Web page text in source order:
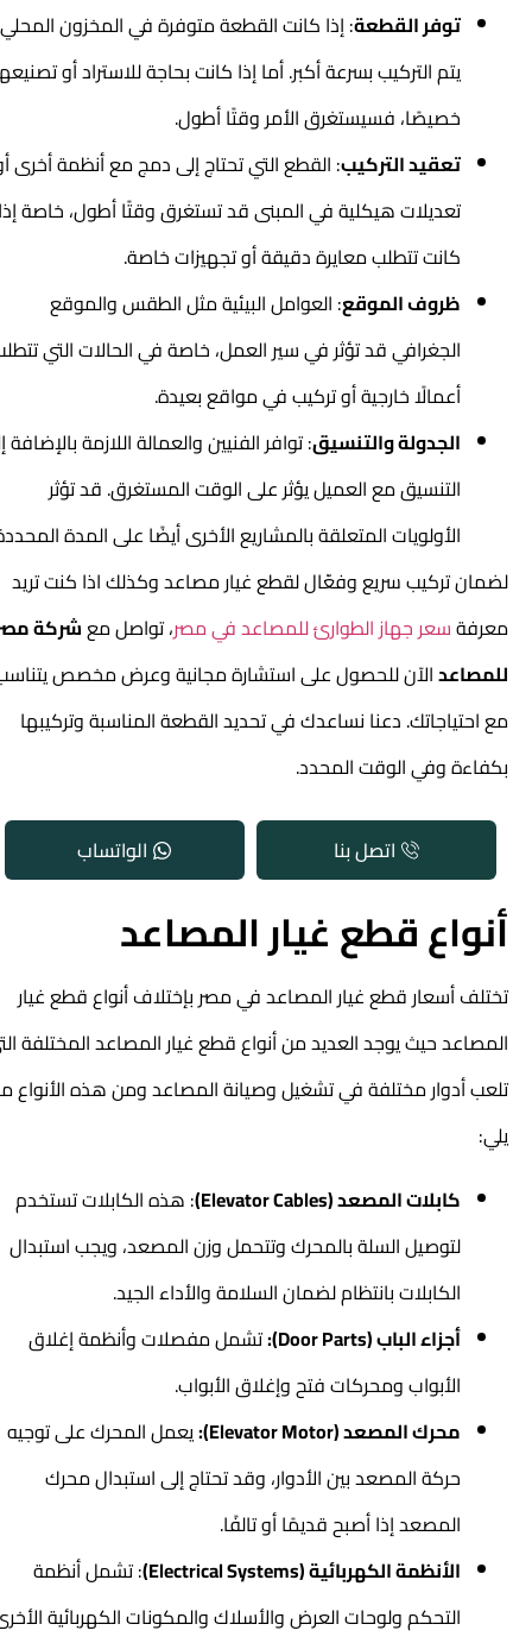
توفر القطعة: إذا كانت القطعة متوفرة في المخزون المحلي،
يتم التركيب بسرعة أكبر. أما إذا كانت بحاجة للاستراد أو تصنيعها
خصيصًا، فسيستغرق الأمر وقتًا أطول.
تعقيد التركيب: القطع التي تحتاج إلى دمج مع أنظمة أخرى أو
تعديلات هيكلية في المبنى قد تستغرق وقتًا أطول، خاصة إذا
كانت تتطلب معايرة دقيقة أو تجهيزات خاصة.
ظروف الموقع: العوامل البيئية مثل الطقس والموقع
الجغرافي قد تؤثر في سير العمل، خاصة في الحالات التي تتطلب
أعمالًا خارجية أو تركيب في مواقع بعيدة.
الجدولة والتنسيق: توافر الفنيين والعمالة اللازمة بالإضافة إلى
التنسيق مع العميل يؤثر على الوقت المستغرق. قد تؤثر
الأولويات المتعلقة بالمشاريع الأخرى أيضًا على المدة المحددة.
لضمان تركيب سريع وفعّال لقطع غيار مصاعد وكذلك اذا كنت تريد
معرفةسعر جهاز الطوارئ للمصاعد في مصر، تواصل معشركة مصر
للمصاعدالآن للحصول على استشارة مجانية وعرض مخصص يتناسب
مع احتياجاتك. دعنا نساعدك في تحديد القطعة المناسبة وتركيبها
بكفاءة وفي الوقت المحدد.
اتصل بنا الواتساب
أنواع قطع غيار المصاعد
تختلف أسعار قطع غيار المصاعد في مصر بإختلاف أنواع قطع غيار
المصاعد حيث يوجد العديد من أنواع قطع غيار المصاعد المختلفة التي
تلعب أدوار مختلفة في تشغيل وصيانة المصاعد ومن هذه الأنواع ما
يلي:
كابلات المصعد (Elevator Cables)
: هذه الكابلات تستخدم
لتوصيل السلة بالمحرك وتتحمل وزن المصعد، ويجب استبدال
الكابلات بانتظام لضمان السلامة والأداء الجيد.
أجزاء الباب (Door Parts):
تشمل مفصلات وأنظمة إغلاق
الأبواب ومحركات فتح وإغلاق الأبواب.
محرك المصعد (Elevator Motor):
يعمل المحرك على توجيه
حركة المصعد بين الأدوار، وقد تحتاج إلى استبدال محرك
المصعد إذا أصبح قديمًا أو تالفًا.
الأنظمة الكهربائية (Electrical Systems)
: تشمل أنظمة
التحكم ولوحات العرض والأسلاك والمكونات الكهربائية الأخرى.